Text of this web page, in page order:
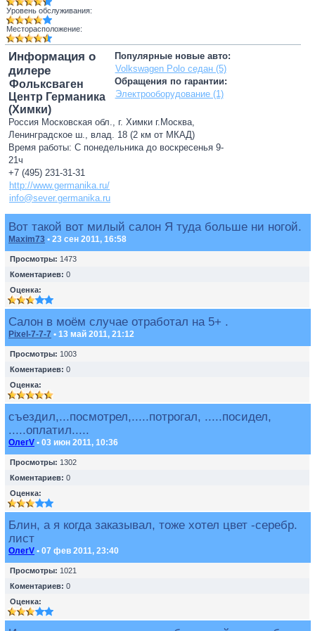
Уровень обслуживания:
Месторасположение:
Популярные новые авто:
Volkswagen Polo седан (5)
Обращения по гарантии:
Электрооборудование (1)
Информация о
дилере
Фольксваген
Центр Германика
(Химки)
Россия Московская обл., г. Химки г.Москва,
Ленинградское ш., влад. 18 (2 км от МКАД)
Время работы: С понедельника до воскресенья 9-
21ч
+7 (495) 231-31-31
http://www.germanika.ru/
info@sever.germanika.ru
Вот такой вот милый салон Я туда больше ни ногой.
Maxim73 • 23 сен 2011, 16:58
Просмотры: 1473
Коментариев: 0
Оценка:
Салон в моём случае отработал на 5+ .
Pixel-7-7-7 • 13 май 2011, 21:12
Просмотры: 1003
Коментариев: 0
Оценка:
съездил,...посмотрел,.....потрогал, .....посидел,
.....оплатил.....
ОлегV • 03 июн 2011, 10:36
Просмотры: 1302
Коментариев: 0
Оценка:
Блин, а я когда заказывал, тоже хотел цвет -серебр.
лист
ОлегV • 07 фев 2011, 23:40
Просмотры: 1021
Коментариев: 0
Оценка: